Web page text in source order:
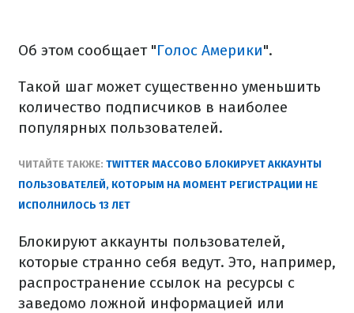
Об этом сообщает "Голос Америки".
Такой шаг может существенно уменьшить
количество подписчиков в наиболее
популярных пользователей.
ЧИТАЙТЕ ТАКЖЕ: TWITTER МАССОВО БЛОКИРУЕТ АККАУНТЫ
ПОЛЬЗОВАТЕЛЕЙ, КОТОРЫМ НА МОМЕНТ РЕГИСТРАЦИИ НЕ
ИСПОЛНИЛОСЬ 13 ЛЕТ
Блокируют аккаунты пользователей,
которые странно себя ведут. Это, например,
распространение ссылок на ресурсы с
заведомо ложной информацией или